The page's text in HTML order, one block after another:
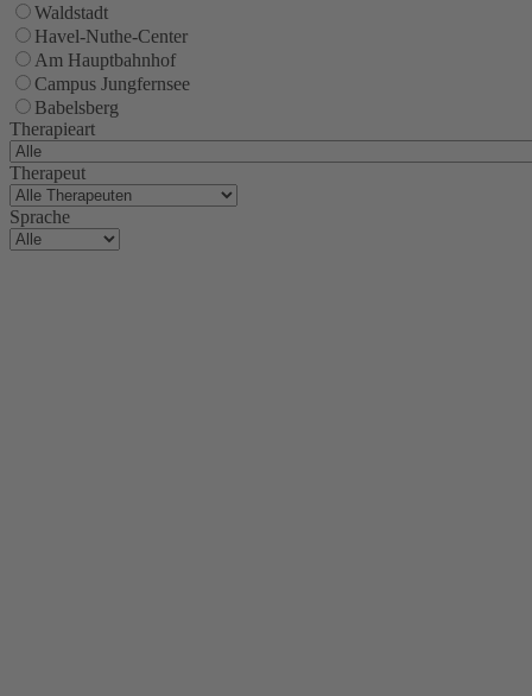
Waldstadt
Havel-Nuthe-Center
Am Hauptbahnhof
Campus Jungfernsee
Babelsberg
Therapieart
Therapeut
Sprache